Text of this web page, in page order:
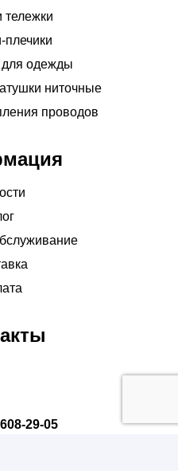
для одежды
ниточные
проводов
29-05